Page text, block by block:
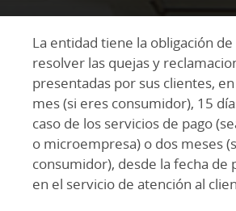
La entidad tiene la obligación
resolver las quejas y
presentadas por sus clientes,
mes (si eres consumidor), 15
caso de los servicios de pago
o microempresa) o dos meses
consumidor), desde la fecha de
en el servicio de atención al